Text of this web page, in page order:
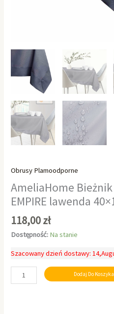
Obrusy Plamoodporne
AmeliaHome
EMPIRE lawenda
118,00zł
Dostępność: Na stanie
Szacowany dzień dostawy:
Dodaj Do Koszyka